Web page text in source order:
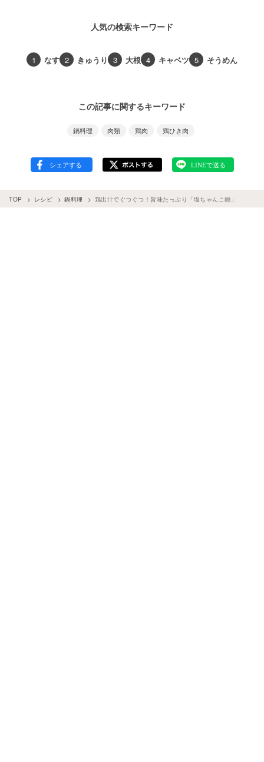
人気の検索キーワード
1 なす 2 きゅうり 3 大根 4 キャベツ 5 そうめん
この記事に関するキーワード
鍋料理 肉類 鶏肉 鶏ひき肉
TOP レシピ 鍋料理 鶏出汁でぐつぐつ！旨味たっぷり「塩ちゃんこ鍋」